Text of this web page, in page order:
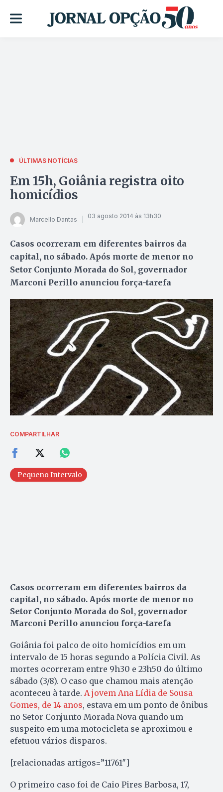
ÚLTIMAS NOTÍCIAS
Em 15h, Goiânia registra oito
homicídios
Marcello Dantas 03 agosto 2014 às 13h30
Casos ocorreram em diferentes bairros da
capital, no sábado. Após morte de menor no
Setor Conjunto Morada do Sol, governador
Marconi Perillo anunciou força-tarefa
COMPARTILHAR
Pequeno Intervalo
Casos ocorreram em diferentes bairros da
capital, no sábado. Após morte de menor no
Setor Conjunto Morada do Sol, governador
Marconi Perillo anunciou força-tarefa
Goiânia foi palco de oito homicídios em um
intervalo de 15 horas segundo a Polícia Civil. As
mortes ocorreram entre 9h30 e 23h50 do último
sábado (3/8). O caso que chamou mais atenção
aconteceu à tarde. A jovem Ana Lídia de Sousa
Gomes, de 14 anos, estava em um ponto de ônibus
no Setor Conjunto Morada Nova quando um
suspeito em uma motocicleta se aproximou e
efetuou vários disparos.
[relacionadas artigos=”11761″]
O primeiro caso foi de Caio Pires Barbosa, 17,